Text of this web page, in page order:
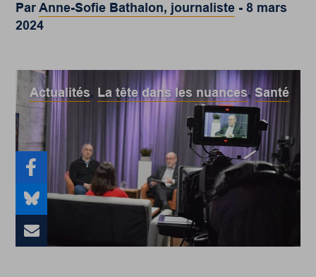
ParAnne-Sofie Bathalon, journaliste -8 mars
2024
Actualités, La tête dans les nuances,Santé